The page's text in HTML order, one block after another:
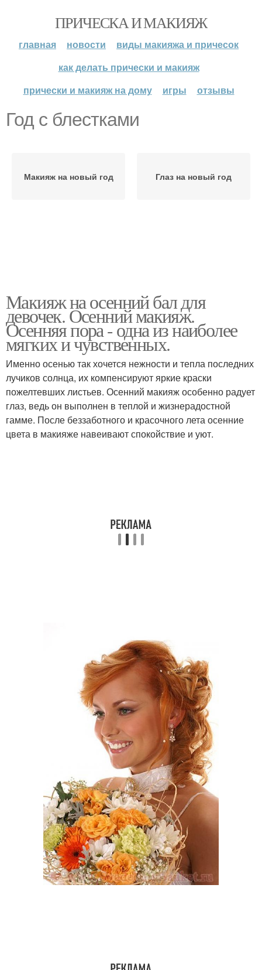
ПРИЧЕСКА И МАКИЯЖ
главная новости
виды макияжа и причесок
как делать прически и макияж
прически и макияж на дому
игры отзывы
Год с блестками
Макияж на новый год Глаз на новый год
Макияж на осенний бал для
девочек. Осенний макияж.
Осенняя пора - одна из наиболее
мягких и чувственных.
Именно осенью так хочется нежности и тепла последних
лучиков солнца, их компенсируют яркие краски
пожелтевших листьев. Осенний макияж особенно радует
глаз, ведь он выполнен в теплой и жизнерадостной
гамме. После беззаботного и красочного лета осенние
цвета в макияже навеивают спокойствие и уют.